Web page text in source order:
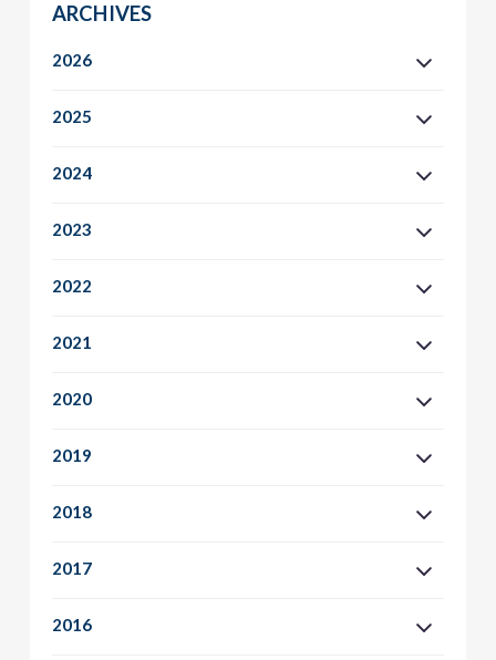
ARCHIVES
2026
2025
2024
2023
2022
2021
2020
2019
2018
2017
2016